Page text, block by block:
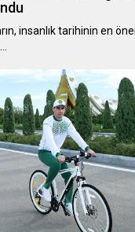
insanlık tarihinin en